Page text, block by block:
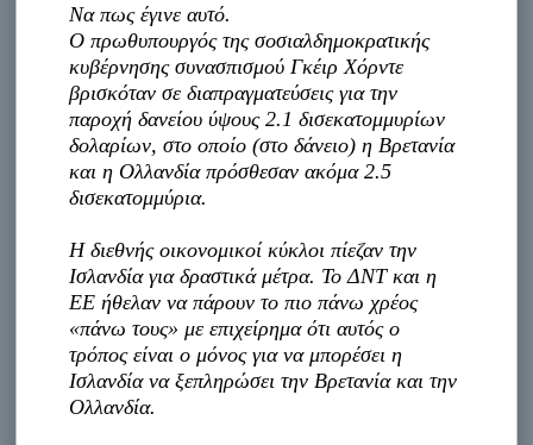
Να πως έγινε αυτό.
Ο πρωθυπουργός της σοσιαλδημοκρατικής
κυβέρνησης συνασπισμού Γκέιρ Χόρντε
βρισκόταν σε διαπραγματεύσεις για την
παροχή δανείου ύψους 2.1 δισεκατομμυρίων
δολαρίων, στο οποίο (στο δάνειο) η Βρετανία
και η Ολλανδία πρόσθεσαν ακόμα 2.5
δισεκατομμύρια.
Η διεθνής οικονομικοί κύκλοι πίεζαν την
Ισλανδία για δραστικά μέτρα. Το ΔΝΤ και η
ΕΕ ήθελαν να πάρουν το πιο πάνω χρέος
«πάνω τους» με επιχείρημα ότι αυτός ο
τρόπος είναι ο μόνος για να μπορέσει η
Ισλανδία να ξεπληρώσει την Βρετανία και την
Ολλανδία.